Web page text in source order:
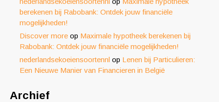
berekenen bij Rabobank: Ontdek jouw financiële
mogelijkheden!
Discover more op Maximale hypotheek berekenen bij
Rabobank: Ontdek jouw financiële mogelijkheden!
nederlandsekoeiensoortennl op Lenen bij Particulieren:
Een Nieuwe Manier van Financieren in België
Archief